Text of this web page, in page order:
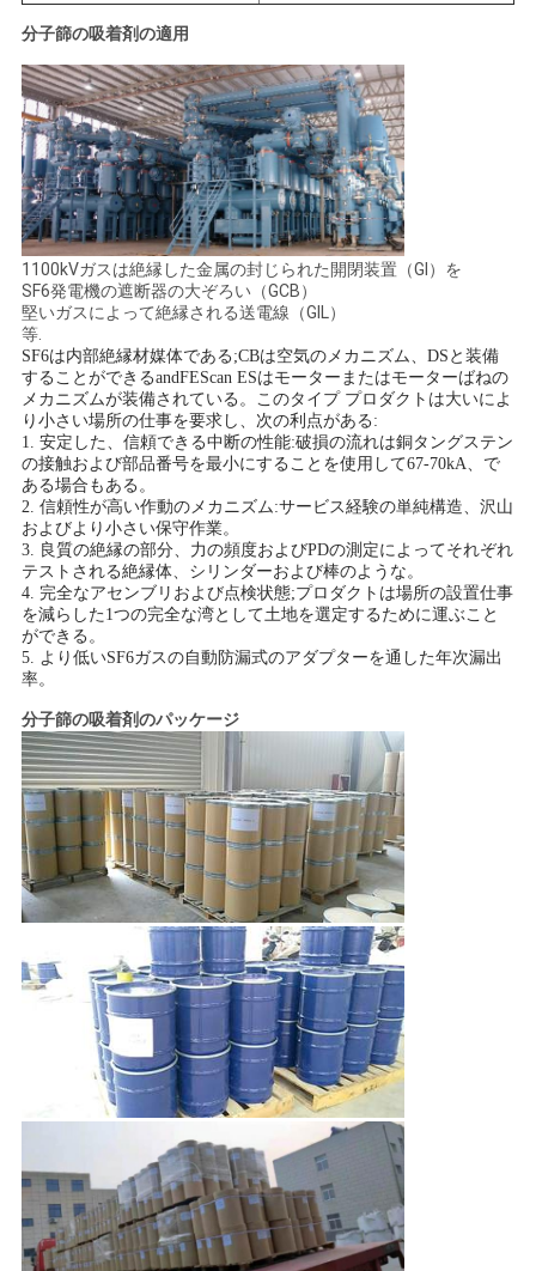
分子篩の吸着剤の適用
1100kVガスは絶縁した金属の封じられた開閉装置（GI）を
SF6発電機の遮断器の大ぞろい（GCB）
堅いガスによって絶縁される送電線（GIL）
等.
SF6は内部絶縁材媒体である;CBは空気のメカニズム、DSと装備
することができるandFEScan ESはモーターまたはモーターばねの
メカニズムが装備されている。このタイプ プロダクトは大いによ
り小さい場所の仕事を要求し、次の利点がある:
1. 安定した、信頼できる中断の性能:破損の流れは銅タングステン
の接触および部品番号を最小にすることを使用して67-70kA、で
ある場合もある。
2. 信頼性が高い作動のメカニズム:サービス経験の単純構造、沢山
およびより小さい保守作業。
3. 良質の絶縁の部分、力の頻度およびPDの測定によってそれぞれ
テストされる絶縁体、シリンダーおよび棒のような。
4. 完全なアセンブリおよび点検状態;プロダクトは場所の設置仕事
を減らした1つの完全な湾として土地を選定するために運ぶこと
ができる。
5. より低いSF6ガスの自動防漏式のアダプターを通した年次漏出
率。
分子篩の吸着剤のパッケージ